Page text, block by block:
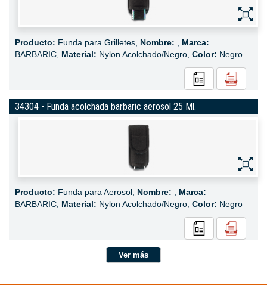
Producto: Funda para Grilletes, Nombre:
Marca:
BARBARIC, Material: Nylon Acolchado/Negro, Color: Negro
34304 - Funda acolchada barbaric aerosol 25 Ml.
Producto: Funda para Aerosol, Nombre:
Marca:
BARBARIC, Material: Nylon Acolchado/Negro, Color: Negro
Ver más